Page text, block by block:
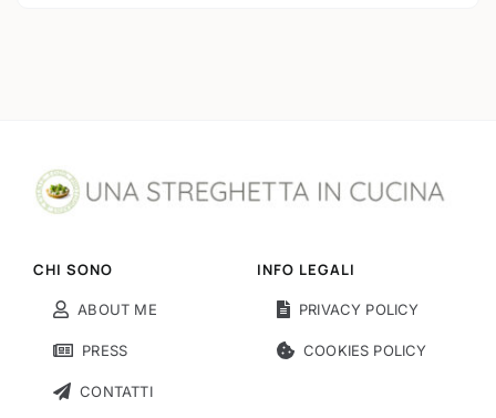
CHI SONO
ABOUT ME
PRESS
CONTATTI
INFO LEGALI
PRIVACY POLICY
COOKIES POLICY